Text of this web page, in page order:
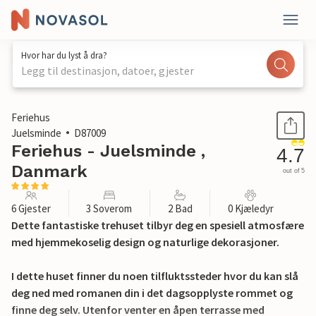
Hvor har du lyst å dra?
Legg til destinasjon, datoer, gjester
1 / 19
Feriehus
Juelsminde
D87009
Feriehus - Juelsminde ,
Danmark
4.7
out of 5
6 Gjester 3 Soverom 2 Bad 0 Kjæledyr
Dette fantastiske trehuset tilbyr deg en spesiell atmosfære
med hjemmekoselig design og naturlige dekorasjoner.
I dette huset finner du noen tilfluktssteder hvor du kan slå
deg ned med romanen din i det dagsopplyste rommet og
finne deg selv. Utenfor venter en åpen terrasse med